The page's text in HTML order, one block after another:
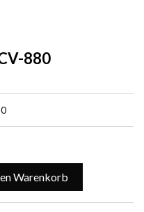
880
Warenkorb